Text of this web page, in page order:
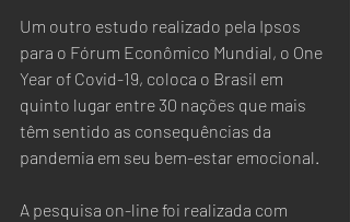
Um outro estudo realizado pela Ipsos
para o Fórum Econômico Mundial, o One
Year of Covid-19, coloca o Brasil em
quinto lugar entre 30 nações que mais
têm sentido as consequências da
pandemia em seu bem-estar emocional.
A pesquisa on-line foi realizada com